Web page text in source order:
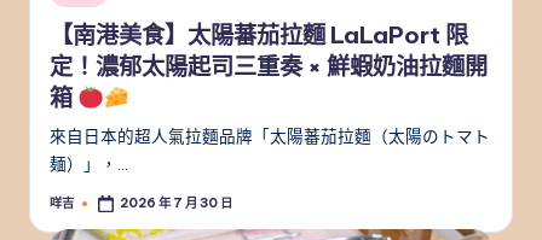
in
【南港美食】太陽蕃茄拉麵 LaLaPort 限
定！濃郁太陽起司三重奏 × 鮮蝦奶油拉麵開
箱
來自日本的超人氣拉麵品牌「太陽蕃茄拉麵（太陽のトマト
麺）」，…
Posted
咩吉 2026 年 7 月 30 日